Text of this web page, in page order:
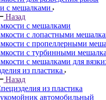
с мешалками
Назад
с мешалками
с лопастными
с пропеллерными
с турбинными
с мешалками для
из пластика
Назад
из пластика
автомобильный